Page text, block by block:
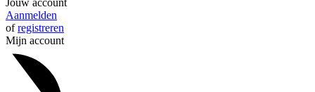
Jouw account
Aanmelden
ofregistreren
Mijn account